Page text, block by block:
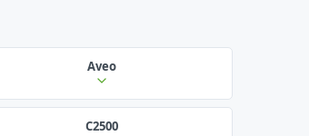
Aveo
C2500